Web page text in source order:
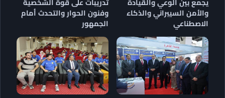
يجمع بين الوعي والقيادة
والأمن السيبراني والذكاء
الاصطناعي
تدريبات على قوة الشخصية
وفنون الحوار والتحدث أمام
الجمهور